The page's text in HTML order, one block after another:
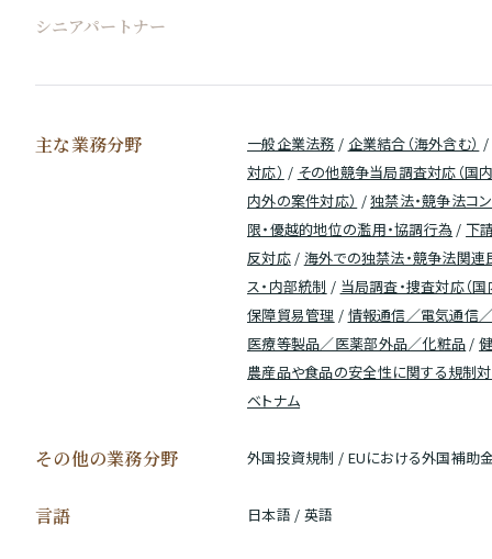
シニアパートナー
主な業務分野 一般企業法務 / 企業結合（海外含む） /
対応） / その他競争当局調査対応（国
内外の案件対応） /独禁法・競争法コ
限・優越的地位の濫用・協調行為 / 下
反対応/ 海外での独禁法・競争法関
ス・内部統制 / 当局調査・捜査対応（
保障貿易管理 / 情報通信／電気通信
医療等製品／医薬部外品／化粧品 /
農産品や食品の安全性に関する規制
ベトナム
その他の業務分野 外国投資規制 / EUにおける外国補助
言語 日本語 / 英語